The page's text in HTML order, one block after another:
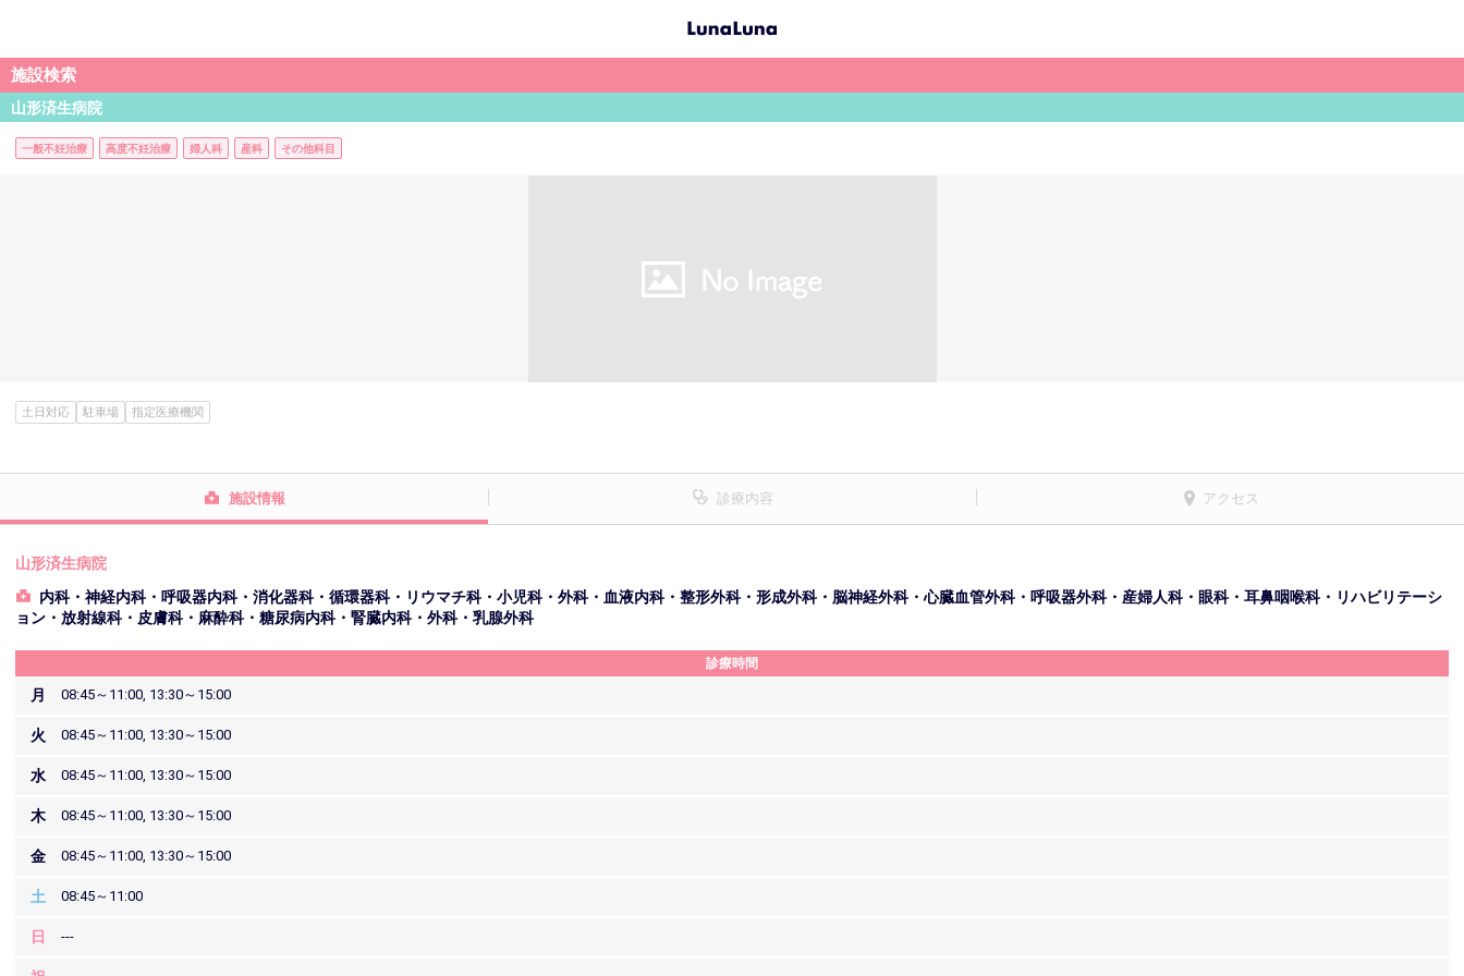
施設検索
山形済生病院
一般不妊治療 高度不妊治療 婦人科 産科 その他科目
土日対応 駐車場 指定医療機関
施設情報 診療内容 アクセス
山形済生病院
内科・神経内科・呼吸器内科・消化器科・循環器科・リウマチ科・小児科・外科・血液内科・整形外科・形成外科・脳神経外科・心臓血管外科・呼吸器外科・産婦人科・眼科・耳鼻咽喉科・リハビリテーシ
ョン・放射線科・皮膚科・麻酔科・糖尿病内科・腎臓内科・外科・乳腺外科
診療時間
月 08:45～11:00, 13:30～15:00
火 08:45～11:00, 13:30～15:00
水 08:45～11:00, 13:30～15:00
木 08:45～11:00, 13:30～15:00
金 08:45～11:00, 13:30～15:00
土 08:45～11:00
日 ---